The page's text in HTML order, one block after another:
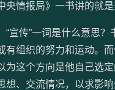
央情报局》一书讲的就
“宣传”一词是什么意思
有组织的努力和运动。
为这个方向是他自己选
想、交流情况，以求影